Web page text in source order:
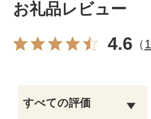
お礼品レビュー
4.6 （